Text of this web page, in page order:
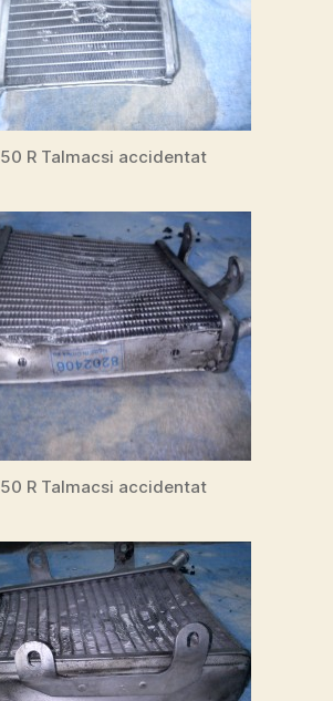
R Talmacsi accidentat
R Talmacsi accidentat